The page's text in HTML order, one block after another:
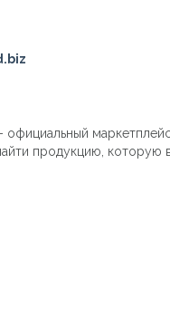
продукцию, которую